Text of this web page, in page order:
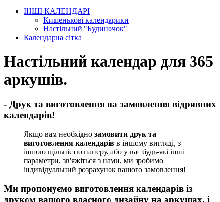
ІНШІ КАЛЕНДАРІ
Кишенькові календарики
Настільний "Будиночок"
Календарна сітка
Настільний календар для 365
аркушів.
- Друк та виготовлення на замовлення відривних
календарів!
Якщо вам необхідно замовити друк та
виготовлення календарів в іншому вигляді, з
іншою щільністю паперу, або у вас будь-які інші
параметри, зв'яжіться з нами, ми зробимо
індивідуальний розрахунок вашого замовлення!
Ми пропонуємо виготовлення календарів із
друком вашого власного дизайну на аркушах, і